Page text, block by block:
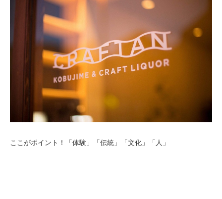
ここがポイント！「体験」「伝統」「文化」「人」